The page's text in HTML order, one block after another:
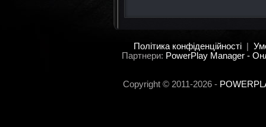
Політика конфіденційності|
Партнери: PowerPlay Manager -
Copyright © 2011-2026 -